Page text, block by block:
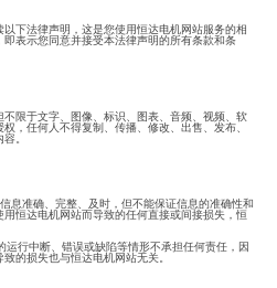
法律声明，这是您使用恒达电机网站服务的相
表示您同意并接受本法律声明的所有条款和条
限于文字、图像、标识、图表、音频、视频、软
，任何人不得复制、传播、修改、出售、发布、
。
准确、完整、及时，但不能保证信息的准确性和
恒达电机网站而导致的任何直接或间接损失，恒
中断、错误或缺陷等情形不承担任何责任，因
的损失也与恒达电机网站无关。